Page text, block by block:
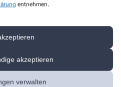
entnehmen.
akzeptieren
verwaltenWir sind für Sie da!